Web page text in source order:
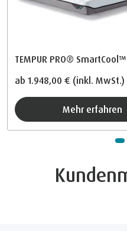
TEMPUR PRO® SmartCool™
ab 1.948,00 € (inkl. MwSt.)
Mehr erfahren